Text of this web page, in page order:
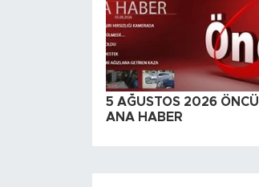
5 AĞUSTOS 2026 ÖNCÜ
ANA HABER